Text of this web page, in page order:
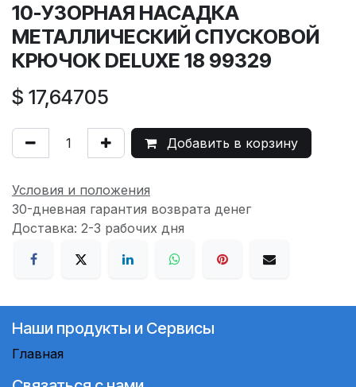
10-УЗОРНАЯ НАСАДКА
МЕТАЛЛИЧЕСКИЙ СПУСКОВОЙ
КРЮЧОК DELUXE 18 99329
$ 17,64705
Добавить в корзину
Условия и положения
30-дневная гарантия возврата денег
Доставка: 2-3 рабочих дня
Наши продукты и Сервисы
Главная